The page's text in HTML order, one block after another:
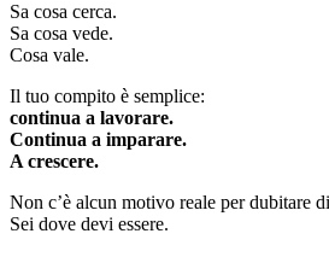
Sa cosa cerca.
Sa cosa vede.
Cosa vale.
Il tuo compito è semplice:
continua a lavorare.
Continua a imparare.
A crescere.
Non c’è alcun motivo reale per dubitare
Sei dove devi essere.